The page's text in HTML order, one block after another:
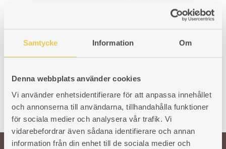
Samtycke Information Om
Denna webbplats använder cookies
Vi använder enhetsidentifierare för att anpassa innehållet
och annonserna till användarna, tillhandahålla funktioner
för sociala medier och analysera vår trafik. Vi
vidarebefordrar även sådana identifierare och annan
information från din enhet till de sociala medier och
Art. nr: 102075901